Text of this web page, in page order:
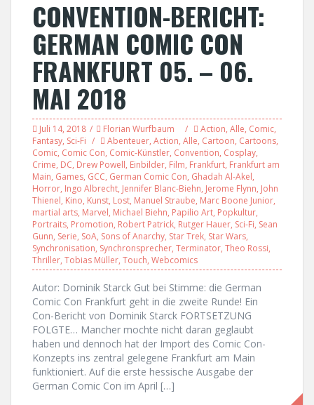
CONVENTION-BERICHT:
GERMAN COMIC CON
FRANKFURT 05. – 06.
MAI 2018
Juli 14, 2018 Florian Wurfbaum Action, Alle, Comic,
Fantasy, Sci-Fi Abenteuer, Action, Alle, Cartoon, Cartoons,
Comic, Comic Con, Comic-Künstler, Convention, Cosplay,
Crime, DC, Drew Powell, Einbilder, Film, Frankfurt, Frankfurt am
Main, Games, GCC, German Comic Con, Ghadah Al-Akel,
Horror, Ingo Albrecht, Jennifer Blanc-Biehn, Jerome Flynn, John
Thienel, Kino, Kunst, Lost, Manuel Straube, Marc Boone Junior,
martial arts, Marvel, Michael Biehn, Papilio Art, Popkultur,
Portraits, Promotion, Robert Patrick, Rutger Hauer, Sci-Fi, Sean
Gunn, Serie, SoA, Sons of Anarchy, Star Trek, Star Wars,
Synchronisation, Synchronsprecher, Terminator, Theo Rossi,
Thriller, Tobias Müller, Touch, Webcomics
Autor: Dominik Starck Gut bei Stimme: die German
Comic Con Frankfurt geht in die zweite Runde! Ein
Con-Bericht von Dominik Starck FORTSETZUNG
FOLGTE… Mancher mochte nicht daran geglaubt
haben und dennoch hat der Import des Comic Con-
Konzepts ins zentral gelegene Frankfurt am Main
funktioniert. Auf die erste hessische Ausgabe der
German Comic Con im April […]